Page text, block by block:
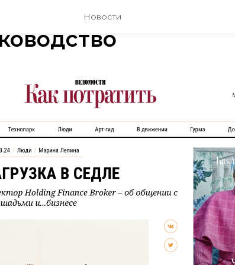
Новости
в СМИ: с чего